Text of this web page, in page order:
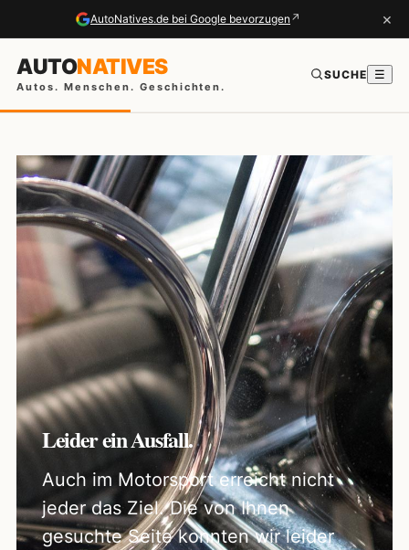
AutoNatives.de bei Google bevorzugen ↗ ×
AUTONATIVES
Autos. Menschen. Geschichten.
SUCHE ☰
Leider ein Ausfall.
Auch im Motorsport erreicht nicht
jeder das Ziel. Die von Ihnen
gesuchte Seite konnten wir leider